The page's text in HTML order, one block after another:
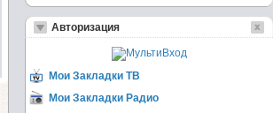
Авторизация
Мои Закладки ТВ
Мои Закладки Радио